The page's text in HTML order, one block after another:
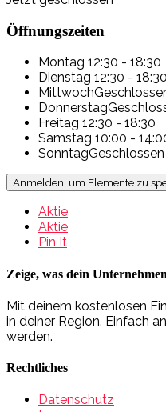
Öffnungszeiten
Montag 12:30 - 18:30
Dienstag 12:30 - 18:30
Mittwoch
Donnerstag
Freitag 12:30 - 18:30
Samstag 10:00 -
SonntagGeschlossen
Anmelden, um Elemente zu
Aktie
Aktie
Pin It
Zeige, was dein
Mit deinem kostenlosen
in deiner Region. Einfach
werden.
Rechtliches
Datenschutz